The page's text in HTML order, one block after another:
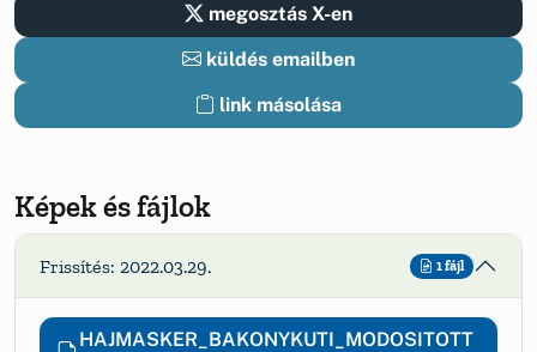
megosztás X-en
küldés emailben
link másolása
Képek és fájlok
Frissítés: 2022.03.29. 1 fájl
HAJMASKER_BAKONYKUTI_MODOSITOTT